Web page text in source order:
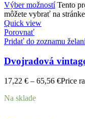
Výber možností Tento
môžete vybrať na
Quick view
Porovnať
Pridať do zoznamu
Dvojradová
17,22 € – 65,56 €Price
Na sklade